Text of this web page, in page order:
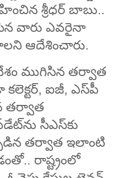
శ్రీధర్‌ బాబు..
వారు ఎవరైనా
ఆదేశించారు.
ముగిసిన తర్వాత
ఐజీ, ఎస్‌పీ
తర్వాత
సీఎస్‌కు
తర్వాత ఇలాంటి
రాష్ట్రంలో